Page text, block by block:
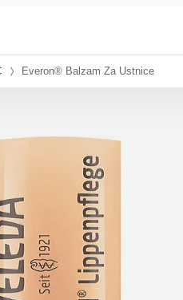
Everon® Balzam Za Ustnice